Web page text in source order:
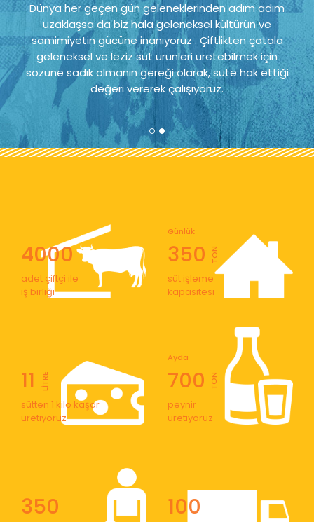
Dünya her geçen gün geleneklerinden adım adım
uzaklaşsa da biz hala geleneksel kültürün ve
samimiyetin gücüne inanıyoruz . Çiftlikten çatala
geleneksel ve leziz süt ürünleri üretebilmek için
sözüne sadık olmanın gereği olarak, süte hak ettiği
değeri vererek çalışıyoruz.
4000
adet çiftçi ile
iş birliği
350
Günlük
TON
süt işleme
kapasitesi
11 LİTRE
sütten 1 kilo kaşar
üretiyoruz
700
Ayda
TON
peynir
üretiyoruz
350 100